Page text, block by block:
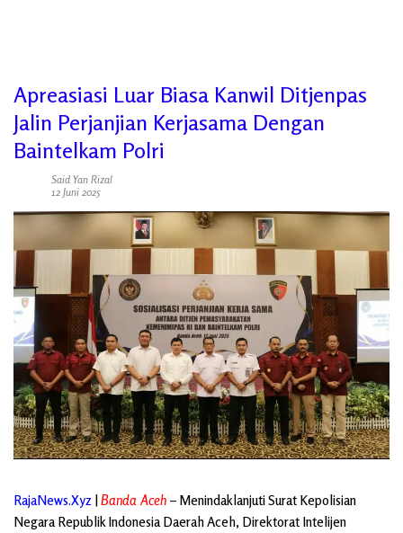
Apreasiasi Luar Biasa Kanwil Ditjenpas
Jalin Perjanjian Kerjasama Dengan
Baintelkam Polri
Said Yan Rizal
12 Juni 2025
RajaNews.Xyz |Banda Aceh – Menindaklanjuti Surat Kepolisian
Negara Republik Indonesia Daerah Aceh, Direktorat Intelijen